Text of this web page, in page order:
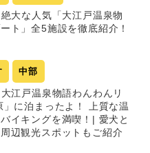
大な人気「大江戸温泉物
ト」全5施設を徹底紹介！
中部
江戸温泉物語わんわんリ
」に泊まったよ！ 上質な温
イキングを満喫！| 愛犬と
辺観光スポットもご紹介